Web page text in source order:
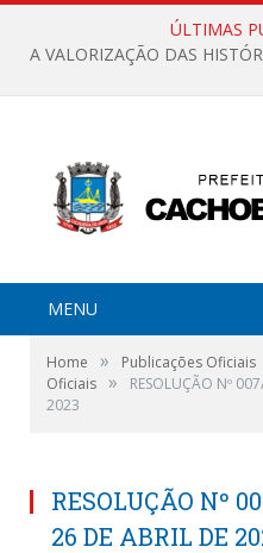
ÚLTIMAS
MENU
Home » Publicações Oficiais
Oficiais »
RESOLUÇÃO Nº
2023
RESOLUÇÃO Nº
26 DE ABRIL DE